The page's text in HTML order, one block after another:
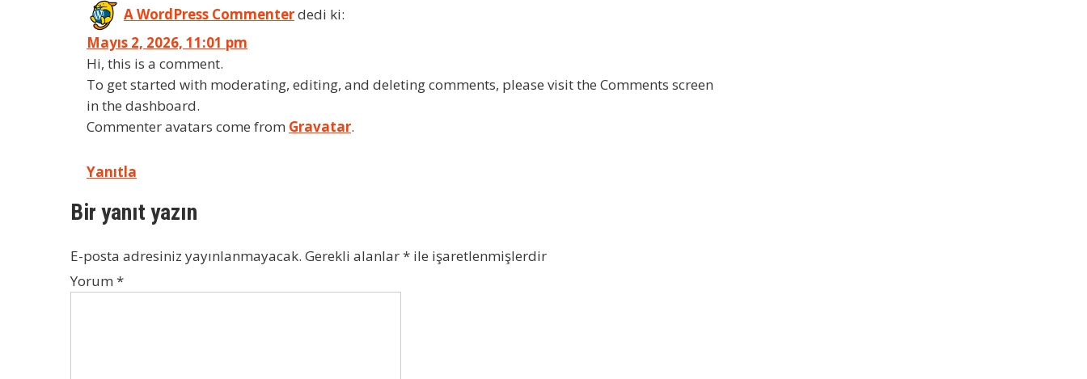
A WordPress Commenterdedi ki:
Mayıs 2, 2026, 11:01 pm
Hi, this is a comment.
To get started with moderating, editing, and deleting comments, please visit the Comments screen
in the dashboard.
Commenter avatars come from Gravatar.
Yanıtla
Bir yanıt yazın
E-posta adresiniz yayınlanmayacak. Gerekli alanlar* ile işaretlenmişlerdir
Yorum *